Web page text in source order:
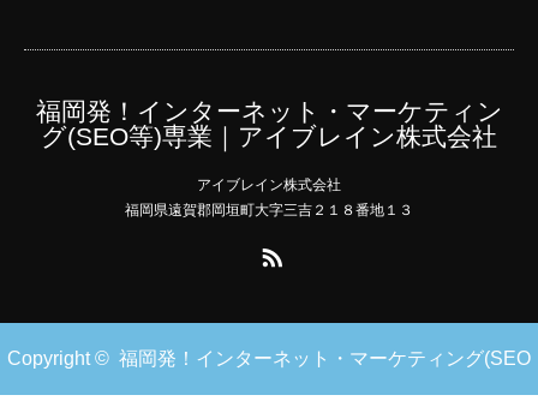
福岡発！インターネット・マーケティン
グ(SEO等)専業｜アイブレイン株式会社
アイブレイン株式会社
福岡県遠賀郡岡垣町大字三吉２１８番地１３
Copyright © 福岡発！インターネット・マーケティング(SEO